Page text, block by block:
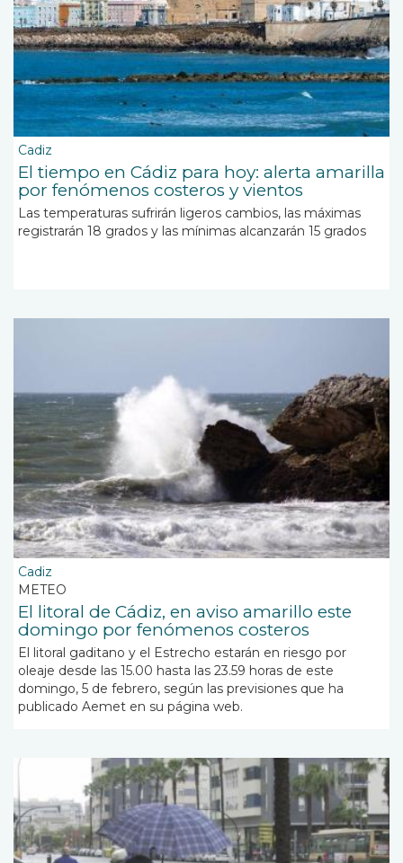
Cadiz
El tiempo en Cádiz para hoy: alerta amarilla
por fenómenos costeros y vientos
Las temperaturas sufrirán ligeros cambios, las máximas
registrarán 18 grados y las mínimas alcanzarán 15 grados
Cadiz
METEO
El litoral de Cádiz, en aviso amarillo este
domingo por fenómenos costeros
El litoral gaditano y el Estrecho estarán en riesgo por
oleaje desde las 15.00 hasta las 23.59 horas de este
domingo, 5 de febrero, según las previsiones que ha
publicado Aemet en su página web.